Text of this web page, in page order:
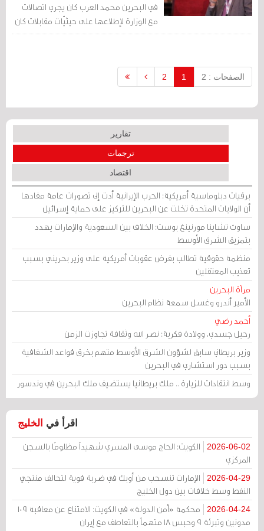
في البحرين محمد العرب كان يجري اتصالات
مع الوزارة لإطلاعها على حيثيّات مقابلات كان
يجريها مع مسئولين حكوميين حول الوضع
الصفحات : 2 1
2
تقارير
ترجمات
اقتصاد
برقيات دبلوماسية أمريكية: الحرب الإيرانية أدت إلى تصورات عامة مفادها
أن الولايات المتحدة تخلت عن البحرين للتركيز على حماية إسرائيل
ساوث تشاينا مورنينغ بوست: الخلاف بين السعودية والإمارات يهدد
بتمزيق الشرق الأوسط
منظمة حقوقية تطالب بفرض عقوبات أمريكية على وزير بحريني بسبب
تعذيب المعتقلين
مرآة البحرين
الأمير أندرو وغسل سمعة نظام البحرين
أحمد رضي
رحيل جسدي، وولادة فكرية: نصر الله وثقافة تجاوزت الزمن
وزير بريطاني سابق لشؤون الشرق الأوسط متهم بخرق قواعد الشفافية
بسبب دور استشاري في البحرين
وسط انتقادات للزيارة .. ملك بريطانيا يستضيف ملك البحرين في وندسور
اقرأ في الخليج
2026-06-02
الكويت: الحاج موسى المسري شهيداً مظلومًا بالسجن
المركزي
2026-04-29
الإمارات تنسحب من أوبك في ضربة قوية لتحالف منتجي
النفط وسط خلافات بين دول الخليج
2026-04-24
محكمة «أمن الدولة» في الكويت: الامتناع عن معاقبة 109
مدونين وتبرئة 9 وحبس 18 متهماً بالتعاطف مع إيران